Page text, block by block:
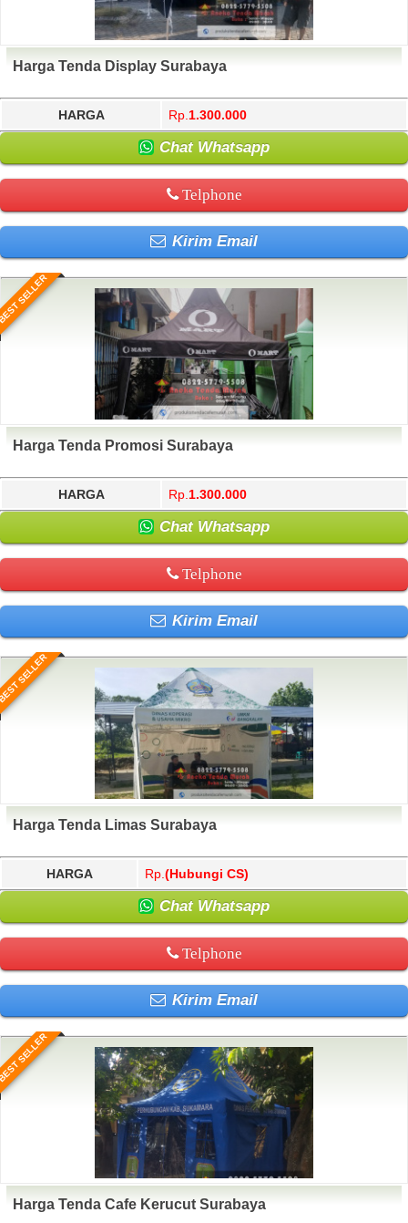
Harga Tenda Display Surabaya
HARGA Rp. 1.300.000
Chat Whatsapp
Telphone
Kirim Email
SELLER
Harga Tenda Promosi Surabaya
HARGA Rp. 1.300.000
Chat Whatsapp
Telphone
Kirim Email
SELLER
Harga Tenda Limas Surabaya
HARGA Rp. (Hubungi CS)
Chat Whatsapp
Telphone
Kirim Email
SELLER
Harga Tenda Cafe Kerucut Surabaya